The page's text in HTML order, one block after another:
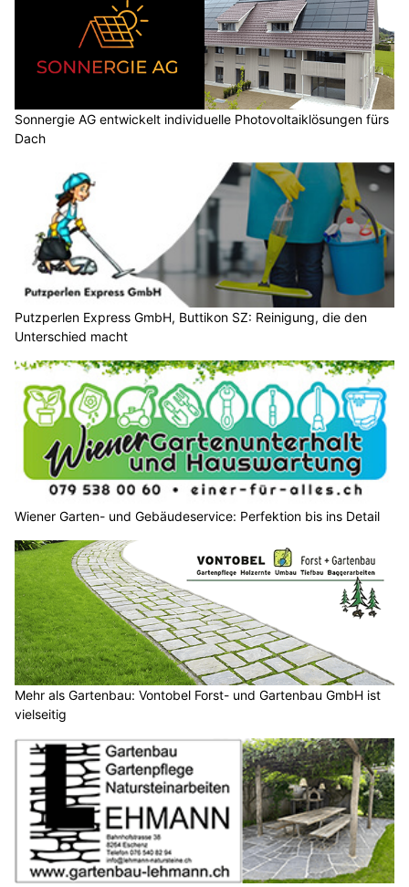
Sonnergie AG entwickelt individuelle Photovoltaiklösungen fürs
Dach
Putzperlen Express GmbH, Buttikon SZ: Reinigung, die den
Unterschied macht
Wiener Garten- und Gebäudeservice: Perfektion bis ins Detail
Mehr als Gartenbau: Vontobel Forst- und Gartenbau GmbH ist
vielseitig